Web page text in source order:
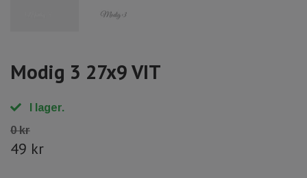
Modig 3 27x9 VIT
I lager.
0 kr
49 kr